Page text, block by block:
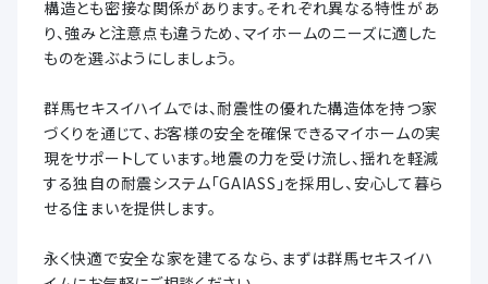
構造とも密接な関係があります。それぞれ異なる特性があ
り、強みと注意点も違うため、マイホームのニーズに適した
ものを選ぶようにしましょう。
群馬セキスイハイムでは、耐震性の優れた構造体を持つ家
づくりを通じて、お客様の安全を確保できるマイホームの実
現をサポートしています。地震の力を受け流し、揺れを軽減
する独自の耐震システム「GAIASS」を採用し、安心して暮ら
せる住まいを提供します。
永く快適で安全な家を建てるなら、まずは群馬セキスイハ